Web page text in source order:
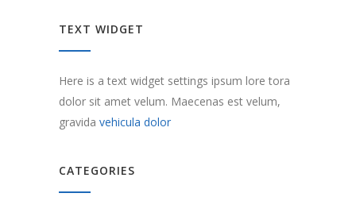
TEXT WIDGET
Here is a text widget settings ipsum lore tora
dolor sit amet velum. Maecenas est velum,
gravida vehicula dolor
CATEGORIES